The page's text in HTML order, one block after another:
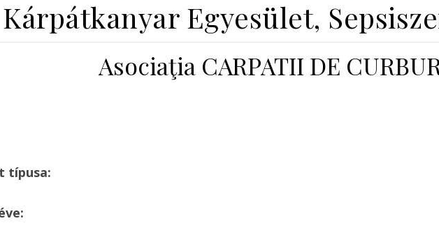
Kárpátkanyar Egyesület,
Asociaţia CARPATII DE
típusa: